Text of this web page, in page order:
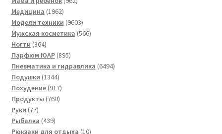
Медицина 19621962
товара
Модели техники 96039603
товара
Мужская косметика 566566
Ногти 364364
товара
Парфюм ЮАР 895895
товаров
Пневматика и гидравлика 64946494
Подушки 13441344
товара
Похудение 917917
товаров
Продукты 760760
Руки 7777
товаров
Рыбалка 439439
товаров
Рюкзаки для отдыха 1010